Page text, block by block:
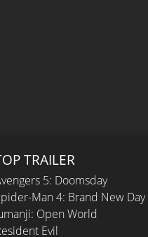
TRAILER
5: Doomsday
Man 4: Brand New Day
Open World
Evil